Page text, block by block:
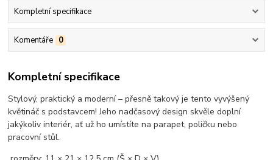
Kompletní specifikace
Komentáře 0
Kompletní specifikace
Stylový, praktický a moderní – přesně takový je tento vyvýšený
květináč s podstavcem! Jeho nadčasový design skvěle doplní
jakýkoliv interiér, ať už ho umístíte na parapet, poličku nebo
pracovní stůl.